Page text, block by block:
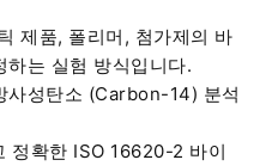
제품, 폴리머, 첨가제의 바
하는 실험 방식입니다.
사성탄소 (Carbon-14) 분석
정확한 ISO 16620-2 바이